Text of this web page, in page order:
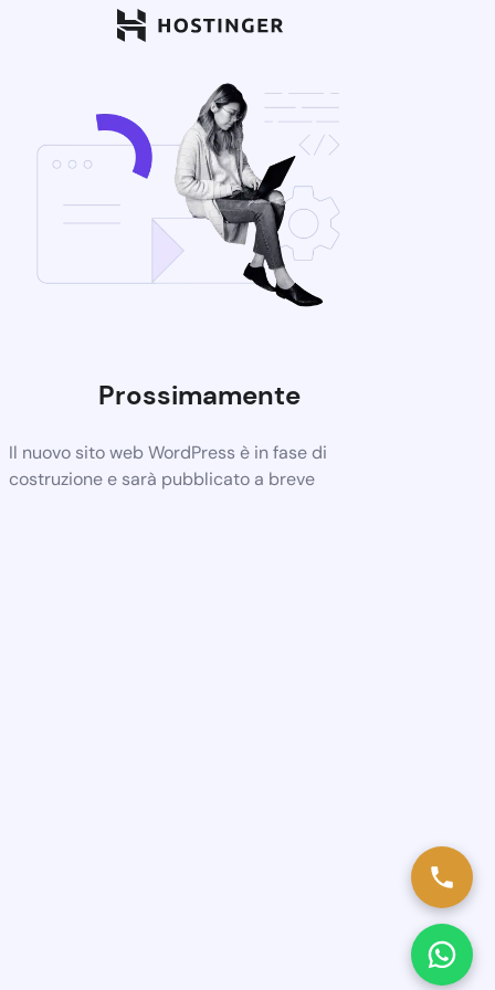
Prossimamente
Il nuovo sito web WordPress è in fase di
costruzione e sarà pubblicato a breve